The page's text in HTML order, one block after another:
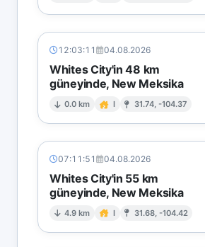
12:03:11 04.08.2026
Whites City'in 48 km
güneyinde, New Meksika
0.0 km I 31.74, -104.37
07:11:51 04.08.2026
Whites City'in 55 km
güneyinde, New Meksika
4.9 km I 31.68, -104.42